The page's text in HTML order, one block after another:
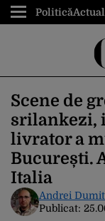
Politică
Scene de
srilankezi,
livrator a
București.
Italia
Andrei
Publicat: